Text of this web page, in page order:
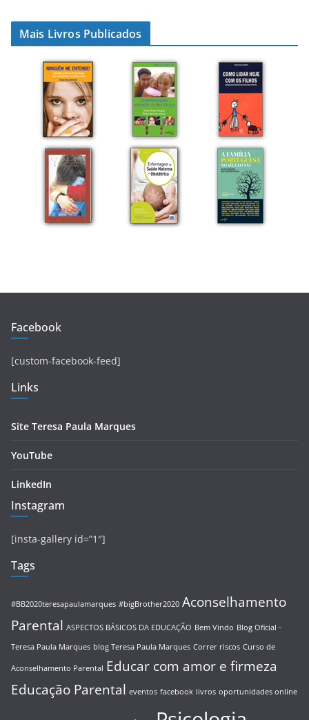
Mais Livros Publicados
Facebook
[custom-facebook-feed]
Links
Site Teresa Paula Marques
YouTube
LinkedIn
Instagram
[insta-gallery id=”1″]
Tags
#BB2020teresapaulamarques #bigBrother2020 Aconselhamento
Parental ASPECTOS BÁSICOS DA EDUCAÇÃO Bem Vindo Blog Oficial -
Teresa Paula Marques blog Teresa Paula Marques Correr riscos Curso de
Aconselhamento Parental Educar com amor e firmeza
Educação Parental eventos facebook livros oportunidades online